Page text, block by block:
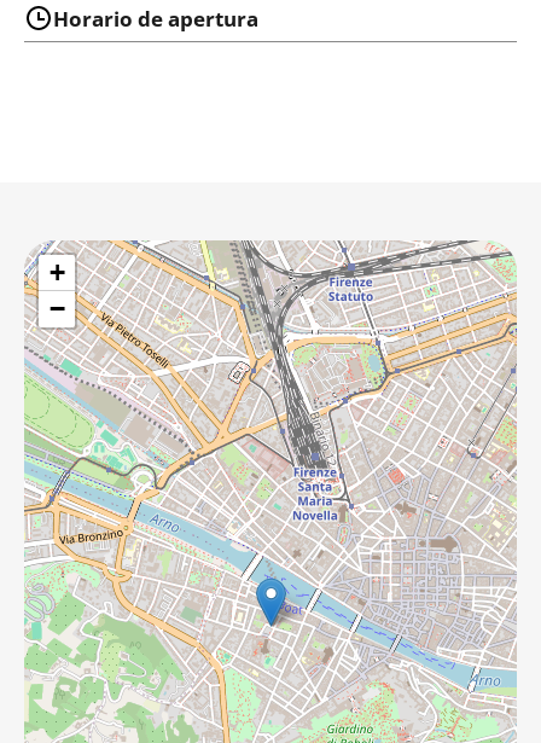
Horario de apertura
+
−